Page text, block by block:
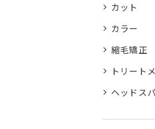
カット
カラー
縮毛矯正
トリート
ヘッドスパ